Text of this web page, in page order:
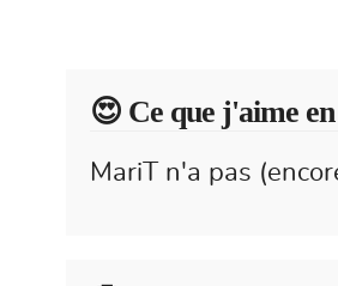
😍️ Ce que j'aime
MariT n'a pas